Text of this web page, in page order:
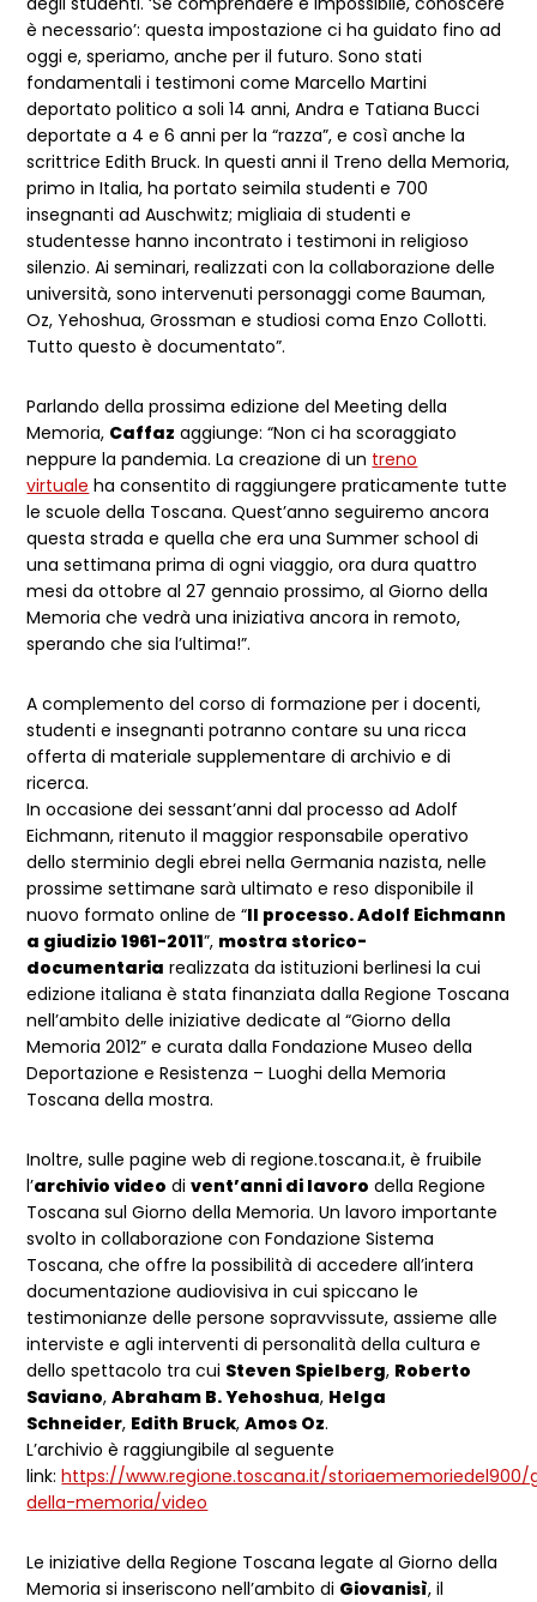
è necessario’: questa impostazione ci ha guidato fino ad
oggi e, speriamo, anche per il futuro. Sono stati
fondamentali i testimoni come Marcello Martini
deportato politico a soli 14 anni, Andra e Tatiana Bucci
deportate a 4 e 6 anni per la “razza”, e così anche la
scrittrice Edith Bruck. In questi anni il Treno della Memoria,
primo in Italia, ha portato seimila studenti e 700
insegnanti ad Auschwitz; migliaia di studenti e
studentesse hanno incontrato i testimoni in religioso
silenzio. Ai seminari, realizzati con la collaborazione delle
università, sono intervenuti personaggi come Bauman,
Oz, Yehoshua, Grossman e studiosi coma Enzo Collotti.
Tutto questo è documentato”.
Parlando della prossima edizione del Meeting della
Memoria, Caffaz aggiunge: “Non ci ha scoraggiato
neppure la pandemia. La creazione di un treno
virtuale ha consentito di raggiungere praticamente tutte
le scuole della Toscana. Quest’anno seguiremo ancora
questa strada e quella che era una Summer school di
una settimana prima di ogni viaggio, ora dura quattro
mesi da ottobre al 27 gennaio prossimo, al Giorno della
Memoria che vedrà una iniziativa ancora in remoto,
sperando che sia l’ultima!”.
A complemento del corso di formazione per i docenti,
studenti e insegnanti potranno contare su una ricca
offerta di materiale supplementare di archivio e di
ricerca.
In occasione dei sessant’anni dal processo ad Adolf
Eichmann, ritenuto il maggior responsabile operativo
dello sterminio degli ebrei nella Germania nazista, nelle
prossime settimane sarà ultimato e reso disponibile il
nuovo formato online de “Il processo. Adolf Eichmann
a giudizio 1961-2011”, mostra storico-
documentaria realizzata da istituzioni berlinesi la cui
edizione italiana è stata finanziata dalla Regione Toscana
nell’ambito delle iniziative dedicate al “Giorno della
Memoria 2012” e curata dalla Fondazione Museo della
Deportazione e Resistenza – Luoghi della Memoria
Toscana della mostra.
Inoltre, sulle pagine web di regione.toscana.it, è fruibile
l’archivio video divent’anni di lavoro della Regione
Toscana sul Giorno della Memoria. Un lavoro importante
svolto in collaborazione con Fondazione Sistema
Toscana, che offre la possibilità di accedere all’intera
documentazione audiovisiva in cui spiccano le
testimonianze delle persone sopravvissute, assieme alle
interviste e agli interventi di personalità della cultura e
dello spettacolo tra cui Steven Spielberg, Roberto
Saviano,Abraham B. Yehoshua, Helga
Schneider, Edith Bruck,Amos Oz.
L’archivio è raggiungibile al seguente
link:https://www.regione.toscana.it/storiaememoriedel900/
della-memoria/video
Le iniziative della Regione Toscana legate al Giorno della
Memoria si inseriscono nell’ambito di Giovanisì, il